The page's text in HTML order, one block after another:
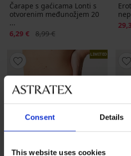
Consent Details
This website uses cookies
Čarape s gaćicama Lonti s
otvorenim međunožjem 20
...
Popust
6,29 € Prvobitna cijena
8,99 €
LIMITED